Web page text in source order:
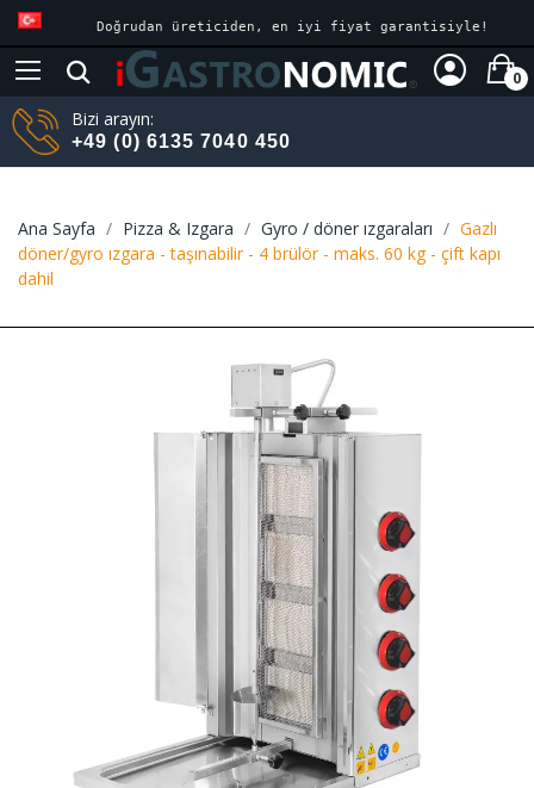
Doğrudan üreticiden, en iyi fiyat garantisiyle!
0
Bizi arayın:
+49 (0) 6135 7040 450
Ana Sayfa Pizza & Izgara Gyro / döner ızgaraları
Gazlı
döner/gyro ızgara - taşınabilir - 4 brülör - maks. 60 kg - çift kapı
dahil